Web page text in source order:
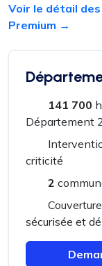
Voir le détail
Premium →
141 700
Département
criticité
2
Couverture
sécurisée et